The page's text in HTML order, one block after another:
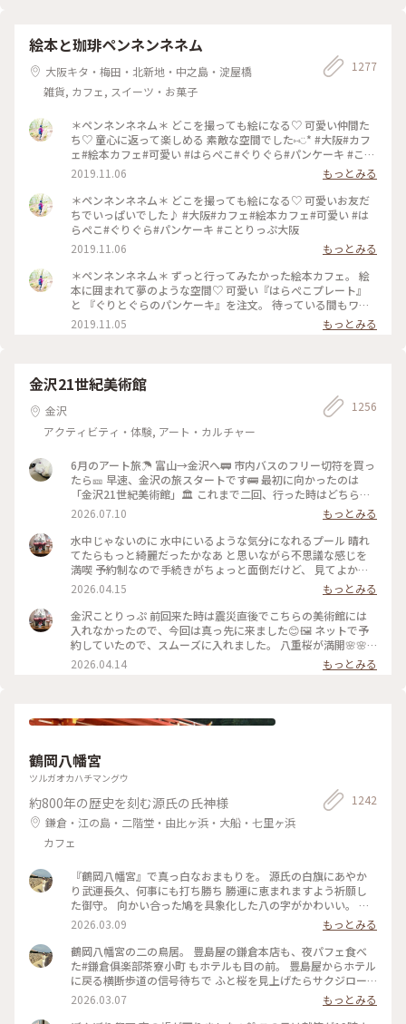
絵本と珈琲ペンネンネネム
大阪キタ・梅田・北新地・中之島・淀屋橋
雑貨, カフェ, スイーツ・お菓子
1277
＊ペンネンネネム＊ どこを撮っても絵になる♡ 可愛い仲間た
ち♡ 童心に返って楽しめる 素敵な空間でした⑅︎◡̈︎* #大阪#カフ
ェ#絵本カフェ#可愛い #はらぺこ#ぐりぐら#パンケーキ #こと
りっぷ大阪
2019.11.06
もっとみる
＊ペンネンネネム＊ どこを撮っても絵になる♡ 可愛いお友だ
ちでいっぱいでした♪ #大阪#カフェ#絵本カフェ#可愛い #は
らぺこ#ぐりぐら#パンケーキ #ことりっぷ大阪
2019.11.06
もっとみる
＊ペンネンネネム＊ ずっと行ってみたかった絵本カフェ。 絵
本に囲まれて夢のような空間♡ 可愛い『はらぺこプレート』
と 『ぐりとぐらのパンケーキ』を注文。 待っている間もワク
ワクが止まりません♪ どうしたら上手に撮れるかな〜 そんな
時間も楽しい♡︎ʾʾ 癒しのひと時でした(*´˘`*) #大阪#カフェ#絵
2019.11.05 もっとみる
金沢21世紀美術館
金沢
アクティビティ・体験, アート・カルチャー
1256
6月のアート旅☂️ 富山→金沢へ🚃 市内バスのフリー切符を買っ
たら🎫 早速、金沢の旅スタートです🚌 最初に向かったのは
「金沢21世紀美術館」🏛️ これまで二回、行った時はどちらも
休館日😱 今回初めて、あのスイミングプールも見ることが 出
来ました🏊🏊 ただ私は一人(笑)なのでプールに入っても上から
写真は撮れないよね⁉️と、、、 なので上から下の人達を見て楽
しみました😂 修学旅行かな❓の子供達の同行者の様に…🤣 混ま
ないうちにと午前中に来たので そこまで混雑してなくゆっく
紀美術館#スイミングプール #金沢市内バスフリー切符
2026.07.10
もっとみる
水中じゃないのに 水中にいるような気分になれるプール 晴れ
てたらもっと綺麗だったかなあ と思いながら不思議な感じを
満喫 予約制なので手続きがちょっと面倒だけど、 見てよかっ
た #ちいさな列車旅 #金沢#金沢21世紀美術館#プール #現代ア
ート
2026.04.15
もっとみる
金沢ことりっぷ 前回来た時は震災直後でこちらの美術館には
入れなかったので、今回は真っ先に来ました😊🖼️ ネットで予
約していたので、スムーズに入れました。 八重桜が満開🌸🌸
🌸🌸🌸 芝生も綺麗でとても気持ちいい。 フリースペースもた
くさんあるので のんびり楽しめます。 今日は海外からの観光
現代アート
2026.04.14 もっとみる
鶴岡八幡宮
ツルガオカハチマングウ
約800年の歴史を刻む源氏の氏神様
鎌倉・江の島・二階堂・由比ヶ浜・大船・七里ヶ浜
カフェ
1242
『鶴岡八幡宮』で真っ白なおまもりを。 源氏の白旗にあやか
り武運長久、何事にも打ち勝ち 勝運に恵まれますよう祈願し
た御守。 向かい合った鳩を具象化した八の字がかわいい。 鳩
が道案内をする“八幡神の使い”とされる神聖な鳥であり、 対
の鳩が末広がりで縁起が良いことも理由だそうです。 #はじめ
ての鎌倉#鎌倉#鶴岡八幡宮#国指定重要文化財#狛犬#旅の記念
2026.03.09
もっとみる
鶴岡八幡宮の二の鳥居。 豊島屋の鎌倉本店も、夜パフェ食べ
た#鎌倉俱楽部茶寮小町 もホテルも目の前。 豊島屋からホテル
に戻る横断歩道の信号待ちで ふと桜を見上げたらサクジロー
がいたのでiPhoneで。 #はじめての鎌倉#Ayu桜#サクジロー#
鎌倉#鶴岡八幡宮#二の鳥居#狛犬
2026.03.07
もっとみる